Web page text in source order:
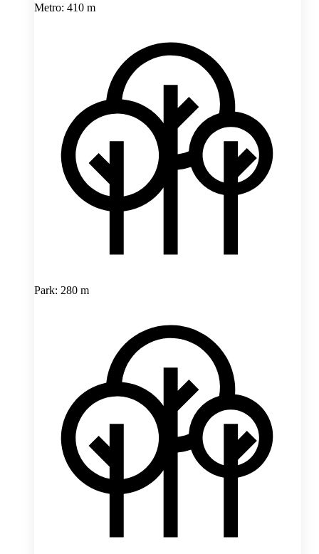
Metro: 410 m
Park: 280 m